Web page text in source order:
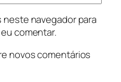
neste navegador para
comentar.
novos comentários